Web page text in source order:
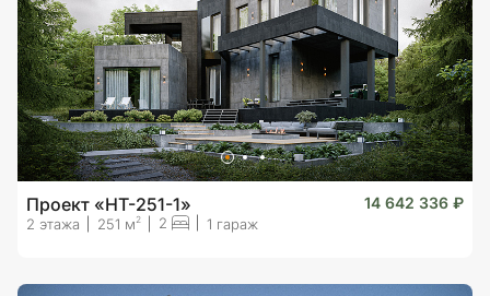
Проект «HT-251-1» 14 642 336 ₽
2 этажа 251 м2 2 1 гараж